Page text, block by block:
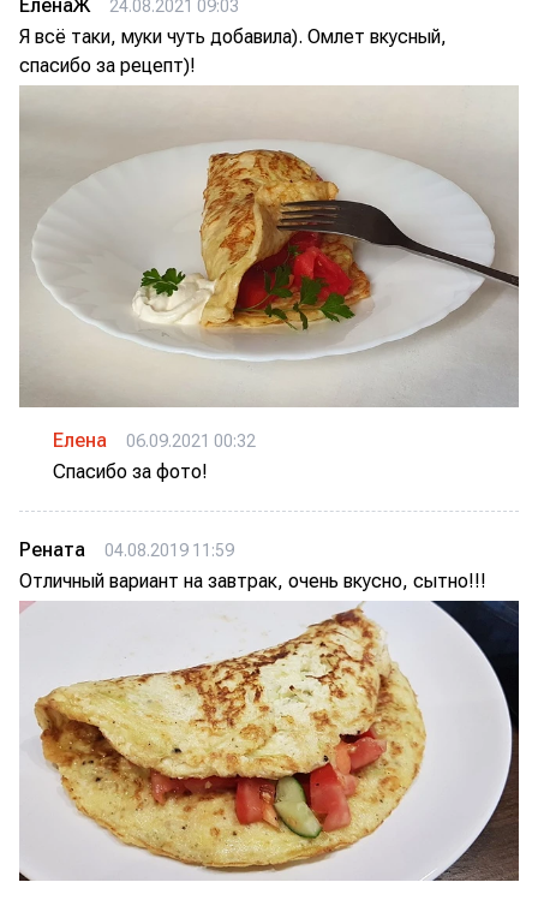
ЕленаЖ 24.08.2021 09:03
Я всё таки, муки чуть добавила). Омлет вкусный,
спасибо за рецепт)!
Елена 06.09.2021 00:32
Спасибо за фото!
Рената 04.08.2019 11:59
Отличный вариант на завтрак, очень вкусно, сытно!!!